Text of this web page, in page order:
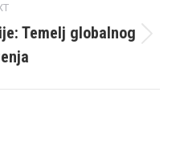
Temelj globalnog